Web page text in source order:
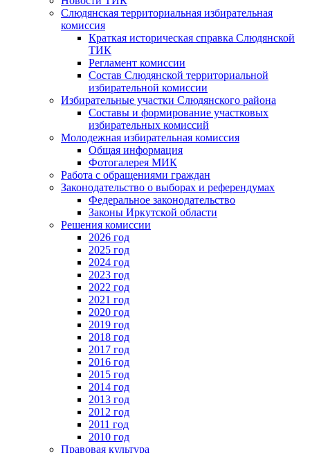
Слюдянская территориальная избирательная
комиссия
Краткая историческая справка Слюдянской
ТИК
Регламент комиссии
Состав Слюдянской территориальной
избирательной комиссии
Избирательные участки Слюдянского района
Составы и формирование участковых
избирательных комиссий
Молодежная избирательная комиссия
Общая информация
Фотогалерея МИК
Работа с обращениями граждан
Законодательство о выборах и референдумах
Федеральное законодательство
Законы Иркутской области
Решения комиссии
2026 год
2025 год
2024 год
2023 год
2022 год
2021 год
2020 год
2019 год
2018 год
2017 год
2016 год
2015 год
2014 год
2013 год
2012 год
2011 год
2010 год
Правовая культура